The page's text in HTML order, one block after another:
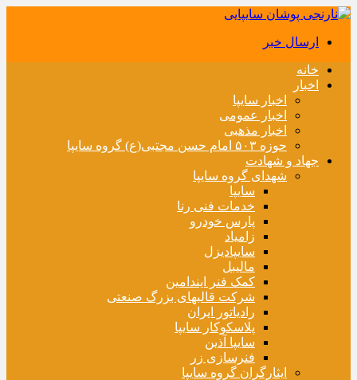
ارسال خبر
خانه
اخبار
اخبار سایپا
اخبار عمومی
اخبار مذهبی
حوزه ۵۰۳ امام حسن مجتبی(ع) گروه سایپا
جهاد و شهادت
شهدای گروه سایپا
سایپا
خدمات فنی رنا
پارس خودرو
زامیاد
سایپادیزل
مالیبل
کمک فنر ایندامین
شرکت قالبهای بزرگ صنعتی
رادیاتور ایران
پلاسکوکار سایپا
سایپا آذین
فنرسازی زر
ایثارگران گروه سایپا